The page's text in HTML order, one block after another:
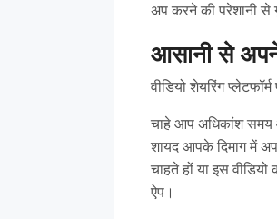
अप करने की परेशानी
आसानी से अपने
वीडियो शेयरिंग
चाहे आप अधिकांश समय
शायद आपके दिमाग में
चाहते हों या इस
ऐप।